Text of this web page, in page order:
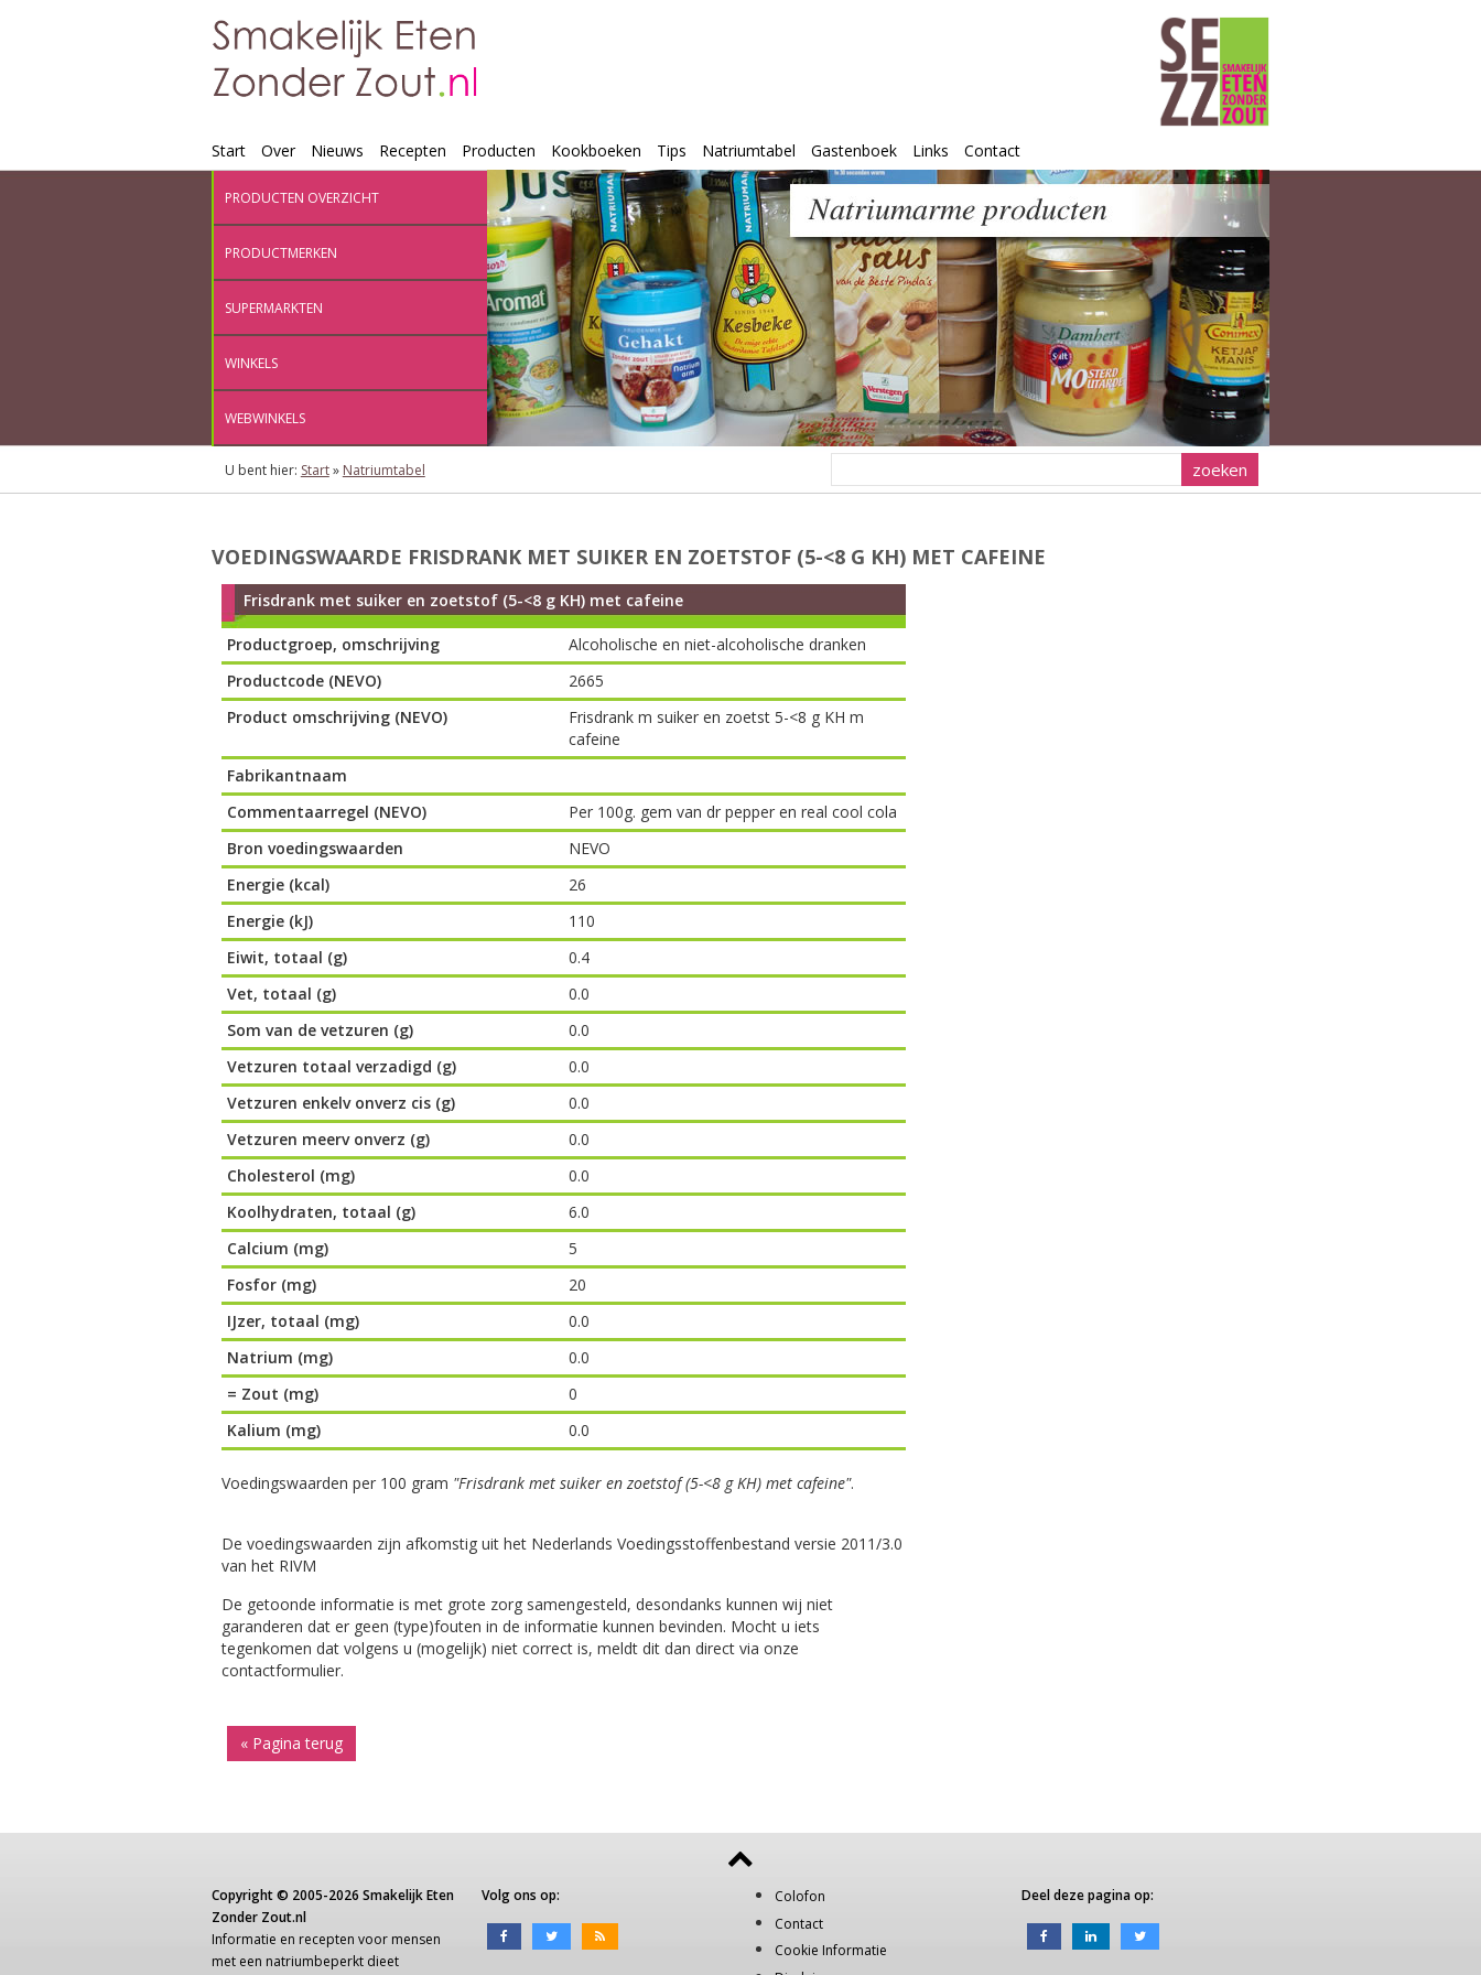
Start Over Nieuws Recepten Producten Kookboeken Tips Natriumtabel Gastenboek Links Contact
PRODUCTEN OVERZICHT
PRODUCTMERKEN
SUPERMARKTEN
WINKELS
WEBWINKELS
U bent hier: Start» Natriumtabel
VOEDINGSWAARDE FRISDRANK MET SUIKER EN ZOETSTOF (5-<8 G KH) MET CAFEINE
Frisdrank met suiker en zoetstof (5-<8 g KH) met cafeine
Productgroep, omschrijving
Alcoholische en niet-alcoholische dranken
Productcode (NEVO)
2665
Product omschrijving (NEVO)
Frisdrank m suiker en zoetst 5-<8 g KH m
cafeine
Fabrikantnaam
Commentaarregel (NEVO)
Per 100g. gem van dr pepper en real cool cola
Bron voedingswaarden
NEVO
Energie (kcal)
26
Energie (kJ)
110
Eiwit, totaal (g)
0.4
Vet, totaal (g)
0.0
Som van de vetzuren (g)
0.0
Vetzuren totaal verzadigd (g)
0.0
Vetzuren enkelv onverz cis (g)
0.0
Vetzuren meerv onverz (g)
0.0
Cholesterol (mg)
0.0
Koolhydraten, totaal (g)
6.0
Calcium (mg)
5
Fosfor (mg)
20
IJzer, totaal (mg)
0.0
Natrium (mg)
0.0
= Zout (mg)
0
Kalium (mg)
0.0
Voedingswaarden per 100 gram "Frisdrank met suiker en zoetstof (5-<8 g KH) met cafeine".
De voedingswaarden zijn afkomstig uit het Nederlands Voedingsstoffenbestand versie 2011/3.0
van het RIVM
De getoonde informatie is met grote zorg samengesteld, desondanks kunnen wij niet
garanderen dat er geen (type)fouten in de informatie kunnen bevinden. Mocht u iets
tegenkomen dat volgens u (mogelijk) niet correct is, meldt dit dan direct via onze
contactformulier.
« Pagina terug
Copyright © 2005-2026 Smakelijk Eten
Zonder Zout.nl
Informatie en recepten voor mensen
met een natriumbeperkt dieet
Volg ons op:
Colofon
Contact
Cookie Informatie
Deel deze pagina op: